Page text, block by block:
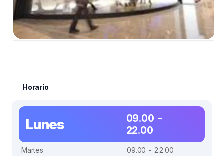
Horario
Lunes
09.00 -
22.00
Martes
09.00 - 22.00